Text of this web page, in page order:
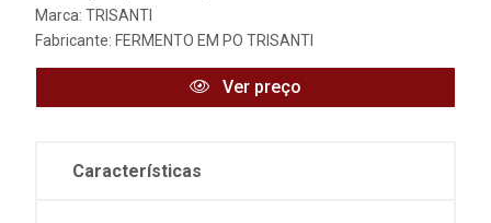
Marca: TRISANTI
Fabricante: FERMENTO EM PO TRISANTI
Ver preço
Características